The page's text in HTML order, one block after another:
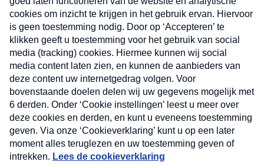
Nieuwsbrief
Neem hier een gratis abonnement op onze
nieuwsbrief. Elke vrijdag- en dinsdagochtend in uw